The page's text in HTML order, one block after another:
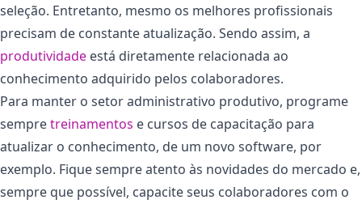
seleção. Entretanto, mesmo os melhores profissionais
precisam de constante atualização. Sendo assim, a
produtividade está diretamente relacionada ao
conhecimento adquirido pelos colaboradores.
Para manter o setor administrativo produtivo, programe
sempretreinamentos e cursos de capacitação para
atualizar o conhecimento, de um novo software, por
exemplo. Fique sempre atento às novidades do mercado e,
sempre que possível, capacite seus colaboradores com o